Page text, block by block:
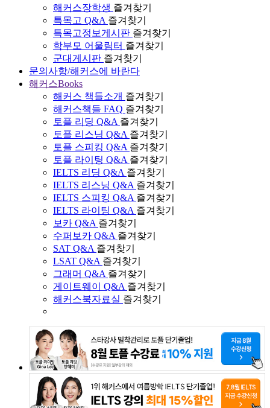
해커스장학생 즐겨찾기
특목고 Q&A 즐겨찾기
특목고정보게시판 즐겨찾기
학부모 어울림터 즐겨찾기
군대게시판 즐겨찾기
문의사항/해커스에 바란다
해커스Books
해커스 책들소개 즐겨찾기
해커스책들 FAQ 즐겨찾기
토플 리딩 Q&A 즐겨찾기
토플 리스닝 Q&A 즐겨찾기
토플 스피킹 Q&A 즐겨찾기
토플 라이팅 Q&A 즐겨찾기
IELTS 리딩 Q&A 즐겨찾기
IELTS 리스닝 Q&A 즐겨찾기
IELTS 스피킹 Q&A 즐겨찾기
IELTS 라이팅 Q&A 즐겨찾기
보카 Q&A 즐겨찾기
수퍼보카 Q&A 즐겨찾기
SAT Q&A 즐겨찾기
LSAT Q&A 즐겨찾기
그래머 Q&A 즐겨찾기
게이트웨이 Q&A 즐겨찾기
해커스북자료실 즐겨찾기